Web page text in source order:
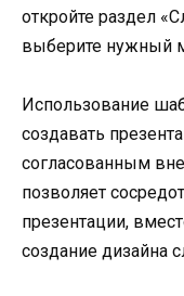
откройте раздел
выберите нужный
Использование
создавать
согласованным
позволяет
презентации,
создание дизайна